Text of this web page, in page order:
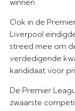
winnen.
Ook in de
Liverpool
streed mee om
verdedigende
kandidaat voor
De Premier
zwaarste